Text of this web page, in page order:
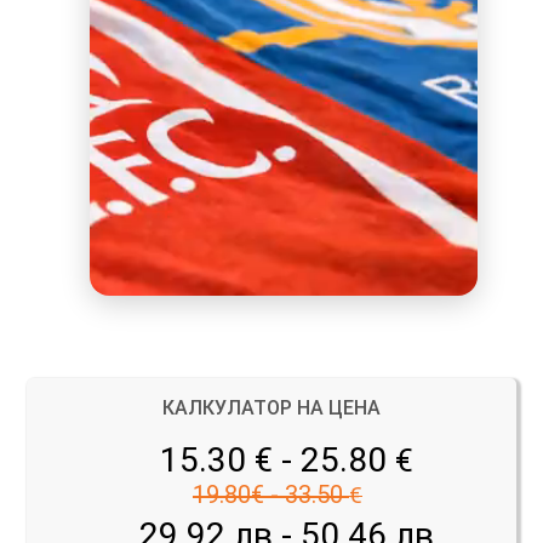
КАЛКУЛАТОР НА ЦЕНА
15.30 € - 25.80 €
19.80€ - 33.50 €